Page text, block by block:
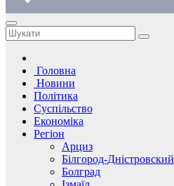
Головна
Новини
Політика
Суспільство
Економіка
Регіон
Арциз
Білгород-Дністровский
Болград